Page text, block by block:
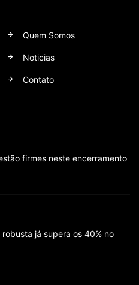
Quem Somos
Noticias
Contato
firmes neste encerramento
já supera os 40% no